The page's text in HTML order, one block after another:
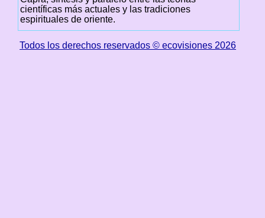
científicas más actuales y las tradiciones
espirituales de oriente.
Todos los derechos reservados © ecovisiones 2026